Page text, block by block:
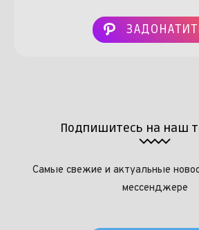
Подпишитесь на наш
Самые свежие и актуальные
мессенджере